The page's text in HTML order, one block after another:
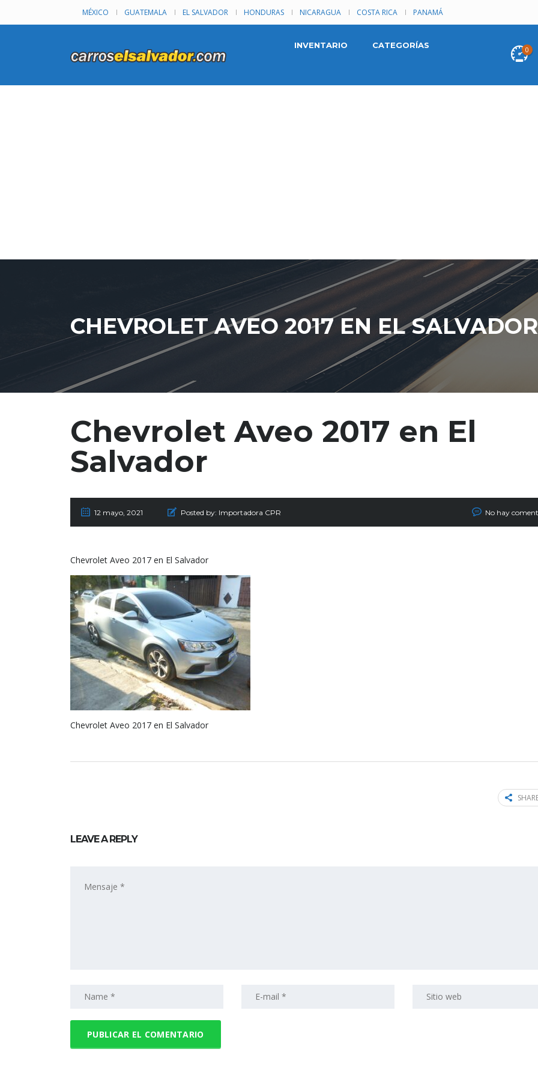
MÉXICO GUATEMALA EL SALVADOR HONDURAS NICARAGUA COSTA RICA PANAMÁ
0
INVENTARIO CATEGORÍAS
CHEVROLET AVEO 2017 EN EL SALVADOR
Chevrolet Aveo 2017 en El
Salvador
12 mayo, 2021 Posted by: Importadora CPR No hay
Chevrolet Aveo 2017 en El Salvador
Chevrolet Aveo 2017 en El Salvador
LEAVE A REPLY